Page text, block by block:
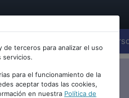
terceros para analizar el uso
servicios.
para el funcionamiento de la
aceptar todas las cookies,
en nuestra Política de